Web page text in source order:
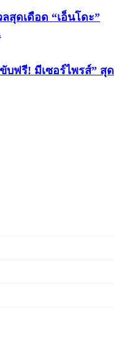
สุดเดือด “เอ็นโดะ”
บฟรี! มีเซอร์ไพรส์” สุด